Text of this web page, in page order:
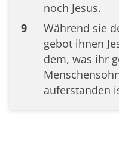
noch Jesus.
9
Während sie
gebot ihnen
dem, was ihr
auferstanden